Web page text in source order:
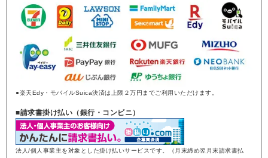
●楽天Edy・モバイルSuica決済は上限２万円までご利用いただけます。
■請求書掛け払い（銀行・コンビニ）
法人/個人事業主を対象とした掛け払いサービスです。（月末締め翌月末請求書払